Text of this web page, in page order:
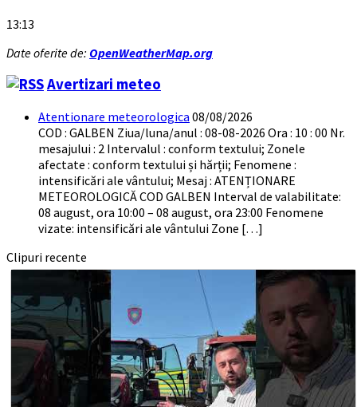
13:13
Date oferite de: OpenWeatherMap.org
Avertizari meteo
Atentionare meteorologica 08/08/2026
COD : GALBEN Ziua/luna/anul : 08-08-2026 Ora : 10 : 00 Nr.
mesajului : 2 Intervalul : conform textului; Zonele
afectate : conform textului și hărții; Fenomene :
intensificări ale vântului; Mesaj : ATENȚIONARE
METEOROLOGICĂ COD GALBEN Interval de valabilitate:
08 august, ora 10:00 – 08 august, ora 23:00 Fenomene
vizate: intensificări ale vântului Zone […]
Clipuri recente